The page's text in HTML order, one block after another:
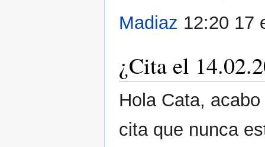
Madiaz 12:20 17
¿Cita el
Hola Cata,
cita que nunca